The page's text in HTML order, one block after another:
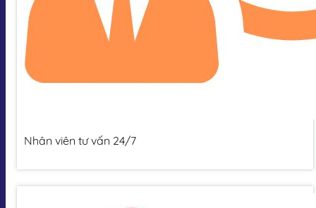
Nhân viên tư vấn 24/7